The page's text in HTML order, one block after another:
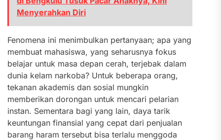
Menyerahkan Diri
Fenomena ini menimbulkan pertanyaan; apa yang
membuat mahasiswa, yang seharusnya fokus
belajar untuk masa depan cerah, terjebak dalam
dunia kelam narkoba? Untuk beberapa orang,
tekanan akademis dan sosial mungkin
memberikan dorongan untuk mencari pelarian
instan. Sementara bagi yang lain, daya tarik
keuntungan finansial yang cepat dari penjualan
barang haram tersebut bisa terlalu menggoda